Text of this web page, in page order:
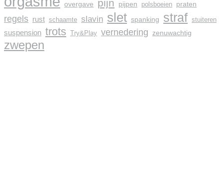
overgave pijn pijpen polsboeien praten
regels rust schaamte slavin slet spanking straf stuiteren
suspension trots Try&Play vernedering zenuwachtig
zwepen